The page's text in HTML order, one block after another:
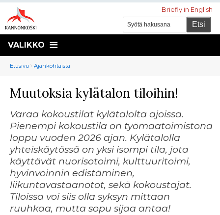
Briefly in English
VALIKKO
Murupolku
You
here:
Etusivu Ajankohtaista
Muutoksia kylätalon tiloihin!
Varaa kokoustilat kylätalolta ajoissa.
Pienempi kokoustila on työmaatoimistona
loppu vuoden 2026 ajan. Kylätalolla
yhteiskäytössä on yksi isompi tila, jota
käyttävät nuorisotoimi, kulttuuritoimi,
hyvinvoinnin edistäminen,
liikuntavastaanotot, sekä kokoustajat.
Tiloissa voi siis olla syksyn mittaan
ruuhkaa, mutta sopu sijaa antaa!